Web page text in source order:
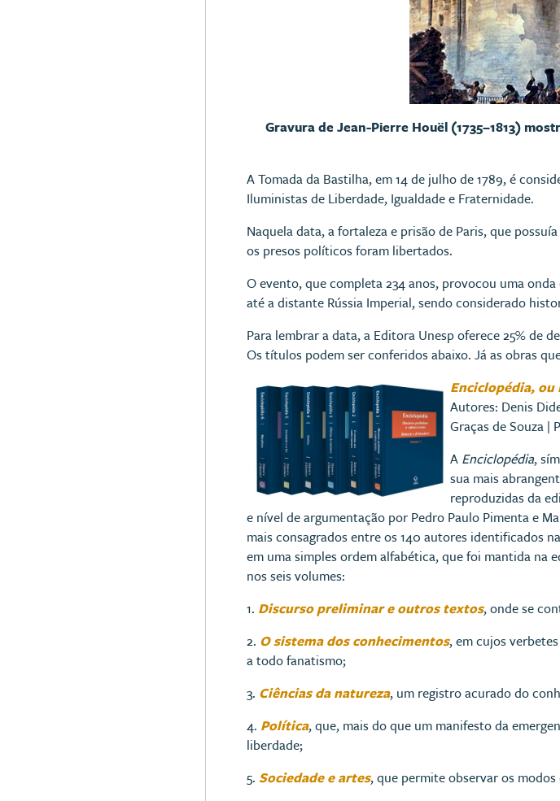
Gravura deJean-Pierre Houël (1735–1813)
A Tomada da Bastilha, em 14 de julho de 1789, é
Iluministas de Liberdade, Igualdade e Fraternidade.
Naquela data, a fortaleza e prisão de Paris, que
os presos políticos foram libertados.
O evento, que completa 234 anos, provocou uma
até a distante Rússia Imperial, sendo considerado
Para lembrar a data, a Editora Unesp oferece 25% de
Os títulos podem ser conferidos abaixo. Já as obras
Enciclopédia, ou
Autores: Denis
Graças de Souza |
A Enciclopédia,
sua mais
reproduzidas da
e nível de argumentação por Pedro Paulo Pimenta e
mais consagrados entre os 140 autores identificados
em uma simples ordem alfabética, que foi mantida na
nos seis volumes:
1. Discurso preliminar e outros textos, onde se
2. O sistema dos conhecimentos, em cujos
a todo fanatismo;
3. Ciências da natureza, um registro acurado do
4. Política, que, mais do que um manifesto da
liberdade;
5. Sociedade e artes, que permite observar os